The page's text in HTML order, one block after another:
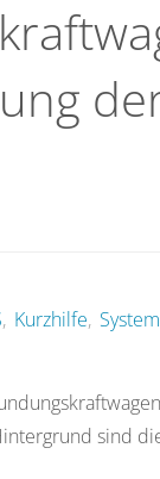
, Kurzhilfe,
sind